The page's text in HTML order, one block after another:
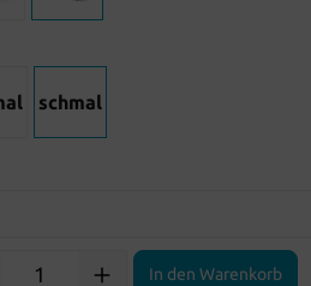
schmal
In den Warenkorb